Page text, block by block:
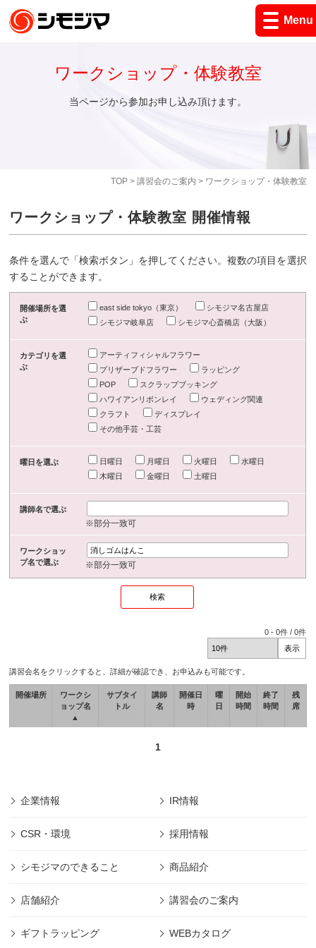
Menu
TOP> 講習会のご案内 > ワークショップ・体験教室
ワークショップ・体験教室
当ページから参加お申し込み頂けます。
ワークショップ・体験教室 開催情報
条件を選んで「検索ボタン」を押してください。複数の項目を選択
することができます。
開催場所を選
ぶ
east side tokyo（東京）
シモジマ名古屋店
シモジマ岐阜店
シモジマ心斎橋店（大阪）
カテゴリを選
ぶ
アーティフィシャルフラワー
プリザーブドフラワー
ラッピング
POP
スクラップブッキング
ハワイアンリボンレイ
ウェディング関連
クラフト
ディスプレイ
その他手芸・工芸
曜日を選ぶ 日曜日 月曜日 火曜日
水曜日
木曜日
金曜日 土曜日
講師名で選ぶ
※部分一致可
ワークショッ
プ名で選ぶ
※部分一致可
0 -0件 /0件
講習会名をクリックすると、詳細が確認でき、お申込みも可能です。
開催場所
ワークシ
ョップ名
▲
サブタイ
トル
講師
名
開催日
時
曜
日
開始
時間
終了
時間
残
席
1
企業情報 IR情報
CSR・環境 採用情報
シモジマのできること 商品紹介
店舗紹介 講習会のご案内
ギフトラッピング WEBカタログ